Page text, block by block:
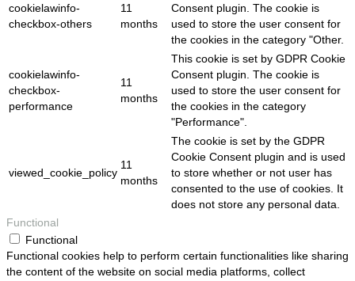
cookielawinfo-
checkbox-others
11
months
Consent plugin. The cookie is
used to store the user consent for
the cookies in the category "Other.
cookielawinfo-
checkbox-
performance
11
months
This cookie is set by GDPR Cookie
Consent plugin. The cookie is
used to store the user consent for
the cookies in the category
"Performance".
viewed_cookie_policy
11
months
The cookie is set by the GDPR
Cookie Consent plugin and is used
to store whether or not user has
consented to the use of cookies. It
does not store any personal data.
Functional
Functional
Functional cookies help to perform certain functionalities like sharing
the content of the website on social media platforms, collect